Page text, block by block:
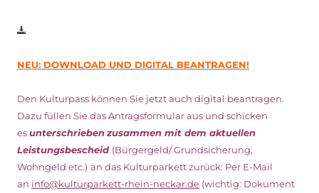
NEU: DOWNLOAD UND DIGITAL BEANTRAGEN!
Den Kulturpass können Sie jetzt auch digital beantragen.
Dazu füllen Sie das Antragsformular aus und schicken
esunterschriebenzusammen mit dem aktuellen
Leistungsbescheid (Bürgergeld/ Grundsicherung,
Wohngeld etc.) an das Kulturparkett zurück: Per E-Mail
an info@kulturparkett-rhein-neckar.de (wichtig: Dokument